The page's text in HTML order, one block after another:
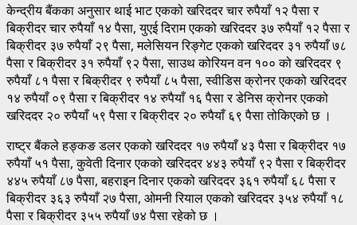
केन्द्रीय बैंकका अनुसार थाई भाट एकको खरिददर चार रुपैयाँ १२ पैसा र
बिक्रीदर चार रुपैयाँ १४ पैसा, युएई दिराम एकको खरिददर ३७ रुपैयाँ १२ पैसा र
बिक्रीदर ३७ रुपैयाँ २९ पैसा, मलेसियन रिङ्गेट एकको खरिददर ३१ रुपैयाँ ७८
पैसा र बिक्रीदर ३१ रुपैयाँ ९२ पैसा, साउथ कोरियन वन १०० को खरिददर ९
रुपैयाँ ८१ पैसा र बिक्रीदर ९ रुपैयाँ ८५ पैसा, स्वीडिस क्रोनर एकको खरिददर
१४ रुपैयाँ ०९ पैसा र बिक्रीदर १४ रुपैयाँ १६ पैसा र डेनिस क्रोनर एकको
खरिददर २० रुपैयाँ ५९ पैसा र बिक्रीदर २० रुपैयाँ ६९ पैसा तोकिएको छ ।
राष्ट्र बैंकले हङ्कङ डलर एकको खरिददर १७ रुपैयाँ ४३ पैसा र बिक्रीदर १७
रुपैयाँ ५१ पैसा, कुवेती दिनार एकको खरिददर ४४३ रुपैयाँ ९२ पैसा र बिक्रीदर
४४५ रुपैयाँ ८७ पैसा, बहराइन दिनार एकको खरिददर ३६१ रुपैयाँ ६८ पैसा र
बिक्रीदर ३६३ रुपैयाँ २७ पैसा, ओमनी रियाल एकको खरिददर ३५४ रुपैयाँ १८
पैसा र बिक्रीदर ३५५ रुपैयाँ ७४ पैसा रहेको छ ।